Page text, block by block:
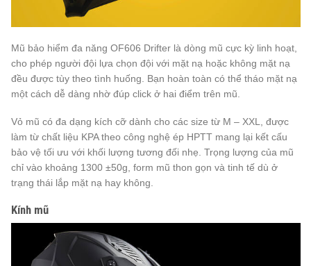
Mũ bảo hiểm đa năng OF606 Drifter là dòng mũ cực kỳ linh hoạt,
cho phép người đội lựa chọn đội với mặt nạ hoặc không mặt nạ
đều được tùy theo tình huống. Bạn hoàn toàn có thể tháo mặt nạ
một cách dễ dàng nhờ đúp click ở hai điểm trên mũ.
Vỏ mũ có đa dạng kích cỡ dành cho các size từ M – XXL, được
làm từ chất liệu KPA theo công nghệ ép HPTT mang lại kết cấu
bảo vệ tối ưu với khối lượng tương đối nhẹ. Trọng lượng của mũ
chỉ vào khoảng 1300 ±50g, form mũ thon gọn và tinh tế dù ở
trạng thái lắp mặt nạ hay không.
Kính mũ